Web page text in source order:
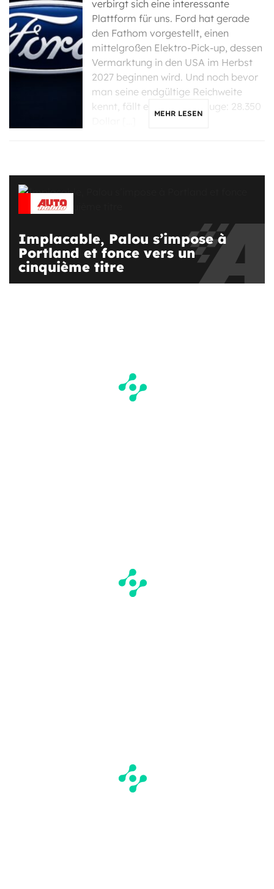
verbirgt sich eine interessante
Plattform für uns. Ford hat gerade
den Fathom vorgestellt, einen
mittelgroßen Elektro-Pick-up, dessen
Vermarktung in den USA im Herbst
2027 beginnen wird. Und noch bevor
man seine endgültige Reichweite
kennt, fällt eine Zahl ins Auge: 28.350
MEHR LESEN
Implacable, Palou s’impose à
Portland et fonce vers un
cinquième titre